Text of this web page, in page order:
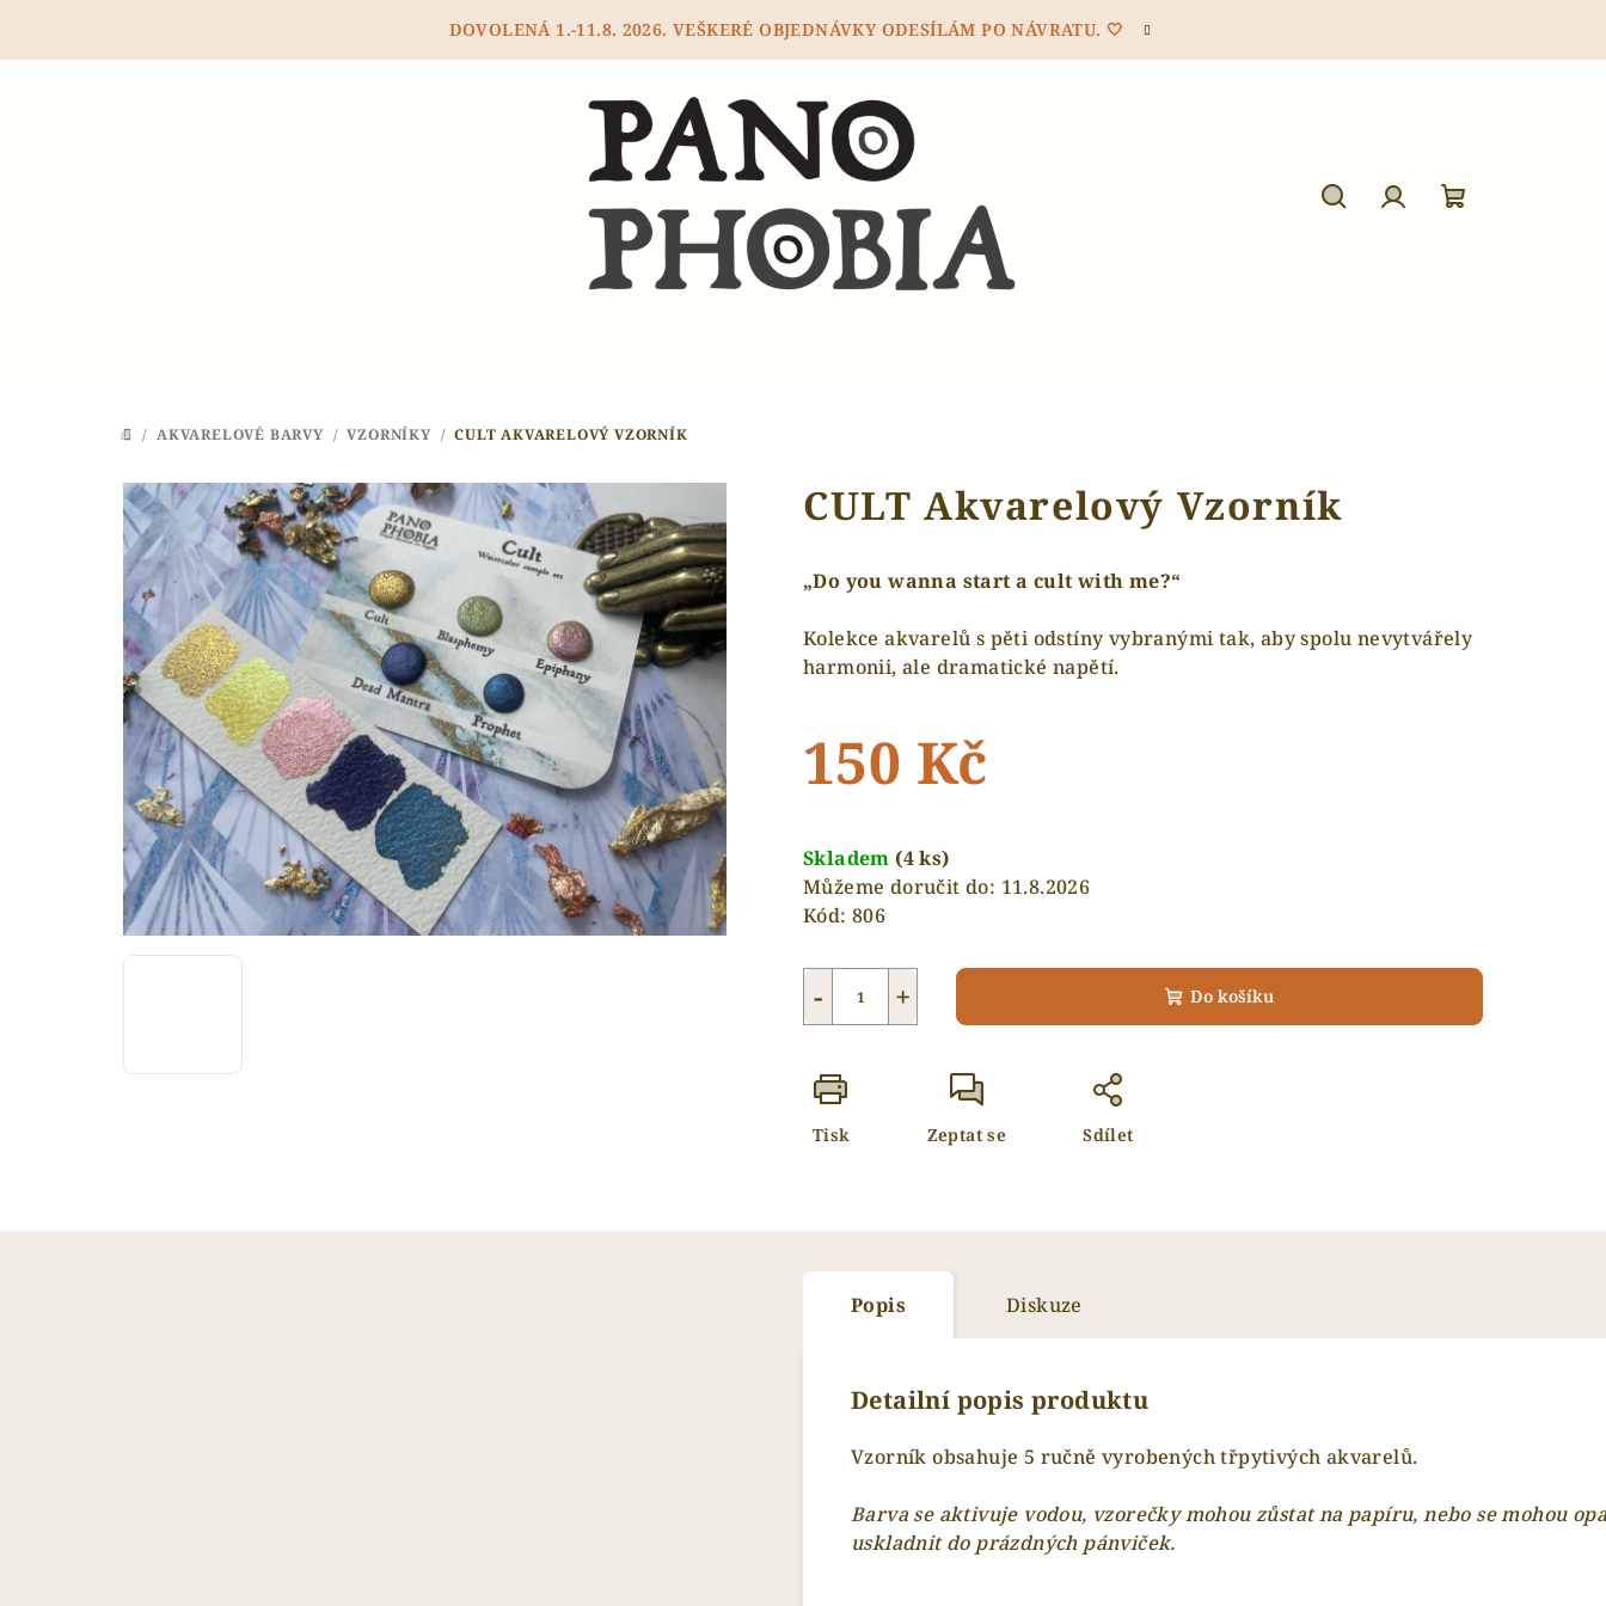
DOVOLENÁ 1.-11.8. 2026. VEŠKERÉ OBJEDNÁVKY ODESÍLÁM PO NÁVRATU. 🤍
DOMŮ
/ AKVARELOVÉ BARVY / VZORNÍKY / CULT AKVARELOVÝ VZORNÍK
CULT Akvarelový Vzorník
„Do you wanna start a cult with me?“
Kolekce akvarelů s pěti odstíny vybranými tak, aby spolu nevytvářely
harmonii, ale dramatické napětí.
150 Kč
cena:
Skladem (4 ks)
Můžeme doručit do: 11.8.2026
Kód: 806
+
− Do košíku
Tisk Zeptat se Sdílet
Popis Diskuze
Detailní popis produktu
Vzorník obsahuje 5 ručně vyrobených třpytivých akvarelů.
Barva se aktivuje vodou, vzorečky mohou zůstat na papíru, nebo se mohou
uskladnit do prázdných pánviček.